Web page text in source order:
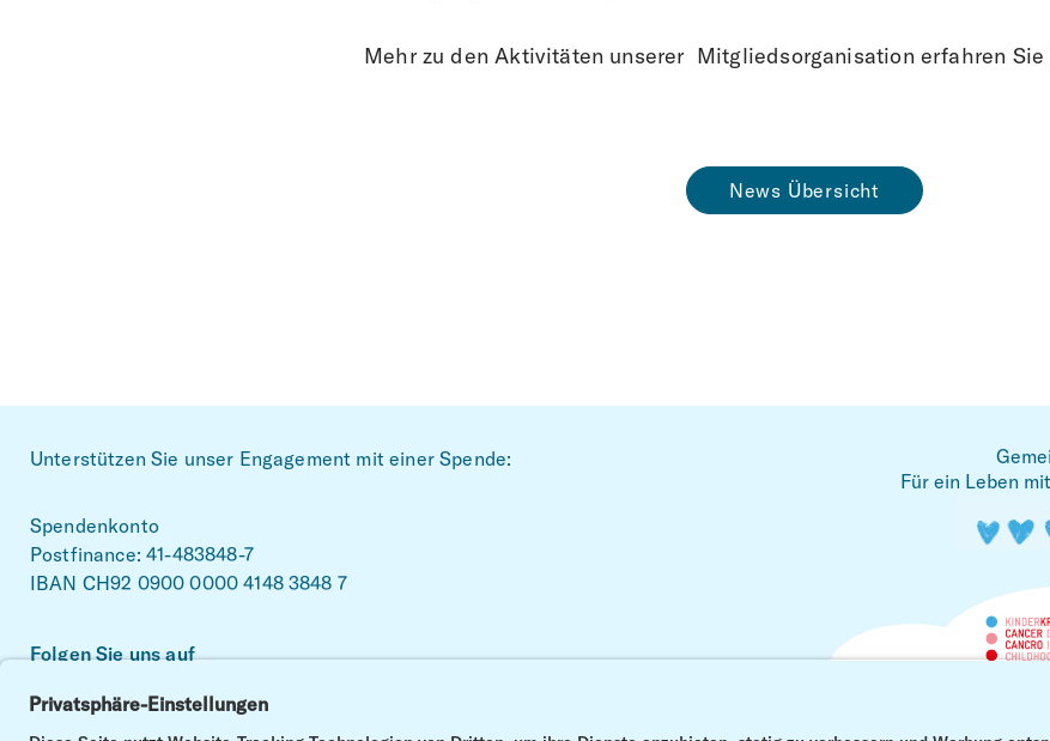
Mehr zu den Aktivitäten unserer Mitgliedsorganisation erfahren Sie
News Übersicht
Footer
Unterstützen Sie unser Engagement mit einer Spende:
Spendenkonto
Postfinance: 41-483848-7
IBAN CH92 0900 0000 4148 3848 7
Folgen Sie uns auf
Facebook Instagram
Für ein Leben